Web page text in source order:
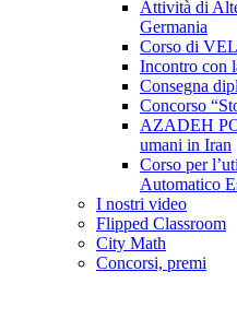
Attività di
Germania
Corso di
Incontro con
Consegna
Concorso
AZADEH
umani in Iran
Corso per
Automatico
I nostri video
Flipped Classroom
City Math
Concorsi, premi